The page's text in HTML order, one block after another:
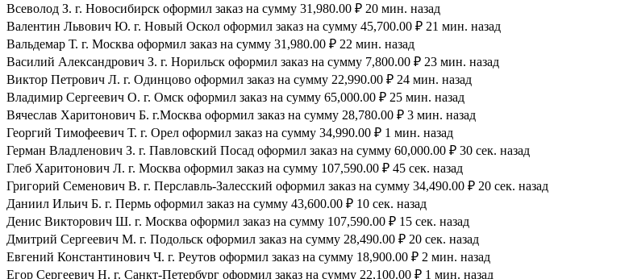
Всеволод З. г. Новосибирск оформил заказ на сумму 31,980.00 ₽ 20 мин. назад
Валентин Львович Ю. г. Новый Оскол оформил заказ на сумму 45,700.00 ₽ 21 мин. назад
Вальдемар Т. г. Москва оформил заказ на сумму 31,980.00 ₽ 22 мин. назад
Василий Александрович З. г. Норильск оформил заказ на сумму 7,800.00 ₽ 23 мин. назад
Виктор Петрович Л. г. Одинцово оформил заказ на сумму 22,990.00 ₽ 24 мин. назад
Владимир Сергеевич О. г. Омск оформил заказ на сумму 65,000.00 ₽ 25 мин. назад
Вячеслав Харитонович Б. г.Москва оформил заказ на сумму 28,780.00 ₽ 3 мин. назад
Георгий Тимофеевич Т. г. Орел оформил заказ на сумму 34,990.00 ₽ 1 мин. назад
Герман Владленович З. г. Павловский Посад оформил заказ на сумму 60,000.00 ₽ 30 сек. назад
Глеб Харитонович Л. г. Москва оформил заказ на сумму 107,590.00 ₽ 45 сек. назад
Григорий Семенович В. г. Перславль-Залесский оформил заказ на сумму 34,490.00 ₽ 20 сек. назад
Даниил Ильич Б. г. Пермь оформил заказ на сумму 43,600.00 ₽ 10 сек. назад
Денис Викторович Ш. г. Москва оформил заказ на сумму 107,590.00 ₽ 15 сек. назад
Дмитрий Сергеевич М. г. Подольск оформил заказ на сумму 28,490.00 ₽ 20 сек. назад
Евгений Константинович Ч. г. Реутов оформил заказ на сумму 18,900.00 ₽ 2 мин. назад
Егор Сергеевич Н. г. Санкт-Петербург оформил заказ на сумму 22,100.00 ₽ 1 мин. назад